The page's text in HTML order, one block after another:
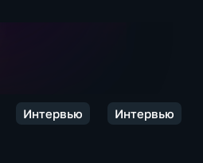
Интервью Интервью